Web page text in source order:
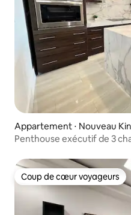
Appartement ⋅ Nouveau
Penthouse exécutif de 3
Coup de cœur voyageurs
Coup de cœur voyageurs